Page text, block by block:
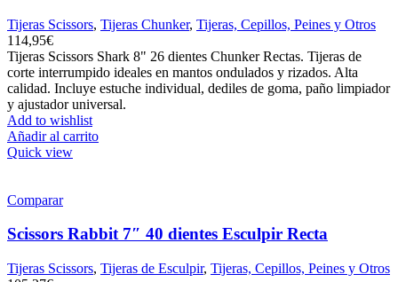
Tijeras Scissors, Tijeras Chunker, Tijeras, Cepillos, Peines y Otros
114,95€
Tijeras Scissors Shark 8" 26 dientes Chunker Rectas. Tijeras de
corte interrumpido ideales en mantos ondulados y rizados. Alta
calidad. Incluye estuche individual, dediles de goma, paño limpiador
y ajustador universal.
Add to wishlist
Añadir al carrito
Quick view
Comparar
Scissors Rabbit 7″ 40 dientes Esculpir Recta
Tijeras Scissors, Tijeras de Esculpir, Tijeras, Cepillos, Peines y Otros